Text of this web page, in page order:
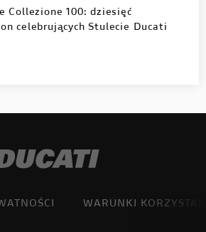
Collezione 100: dziesięć
celebrujących Stulecie Ducati
WARUNKI